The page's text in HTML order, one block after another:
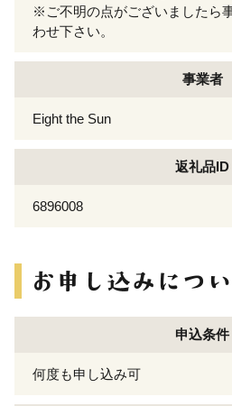
※ご不明の点がございましたら
わせ下さい。
事業者
Eight the Sun
返礼品ID
6896008
申込条件
何度も申し込み可